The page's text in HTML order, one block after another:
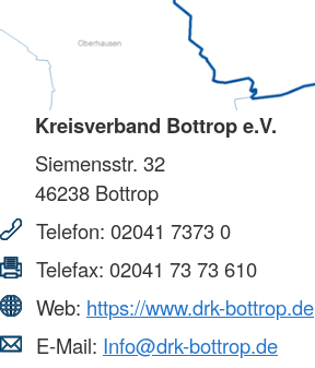
Kreisverband Bottrop e.V.
Siemensstr. 32
46238 Bottrop
Telefon: 02041 7373 0
Telefax: 02041 73 73 610
Web: https://www.drk-bottrop.de
E-Mail: Info@drk-bottrop.de